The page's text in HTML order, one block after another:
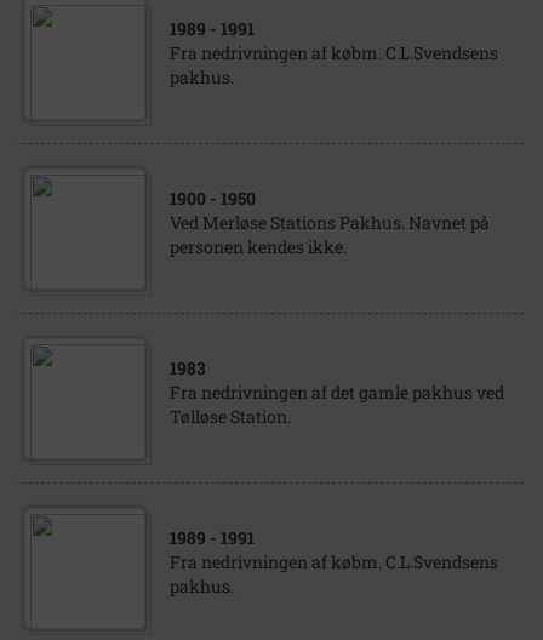
1989 - 1991
Fra nedrivningen af købm. C.L.Svendsens
pakhus.
1900 - 1950
Ved Merløse Stations Pakhus. Navnet på
personen kendes ikke.
1983
Fra nedrivningen af det gamle pakhus ved
Tølløse Station.
1989 - 1991
Fra nedrivningen af købm. C.L.Svendsens
pakhus.